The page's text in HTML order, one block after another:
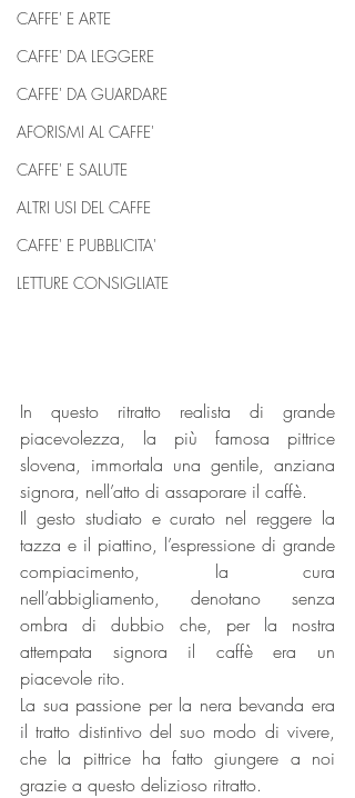
CAFFE' E ARTE
CAFFE' DA LEGGERE
CAFFE' DA GUARDARE
AFORISMI AL CAFFE'
CAFFE' E SALUTE
ALTRI USI DEL CAFFE
CAFFE' E PUBBLICITA'
LETTURE CONSIGLIATE
In questo ritratto realista di grande
piacevolezza, la più famosa pittrice
slovena, immortala una gentile, anziana
signora, nell’atto di assaporare il caffè.
Il gesto studiato e curato nel reggere la
tazza e il piattino, l’espressione di grande
compiacimento, la cura
nell’abbigliamento, denotano senza
ombra di dubbio che, per la nostra
attempata signora il caffè era un
piacevole rito.
La sua passione per la nera bevanda era
il tratto distintivo del suo modo di vivere,
che la pittrice ha fatto giungere a noi
grazie a questo delizioso ritratto.